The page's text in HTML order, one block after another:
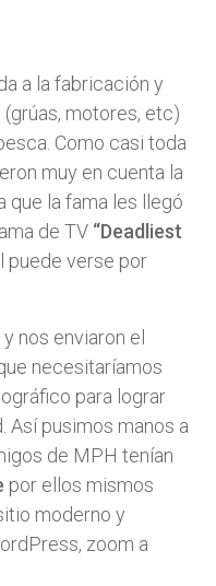
a la fabricación y
motores, etc)
Como casi toda
muy en cuenta la
que la fama les llegó
de TV “Deadliest
puede verse por
nos enviaron el
necesitaríamos
para lograr
Así pusimos manos a
de MPH tenían
por ellos mismos
moderno y
zoom a